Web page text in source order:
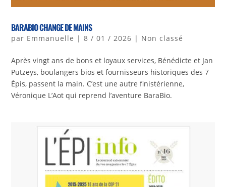
BARABIO CHANGE DE MAINS
par Emmanuelle |8 / 01 / 2026 | Non classé
Après vingt ans de bons et loyaux services, Bénédicte et Jan
Putzeys, boulangers bios et fournisseurs historiques des 7
Épis, passent la main. C’est une autre finistérienne,
Véronique L’Aot qui reprend l’aventure BaraBio.